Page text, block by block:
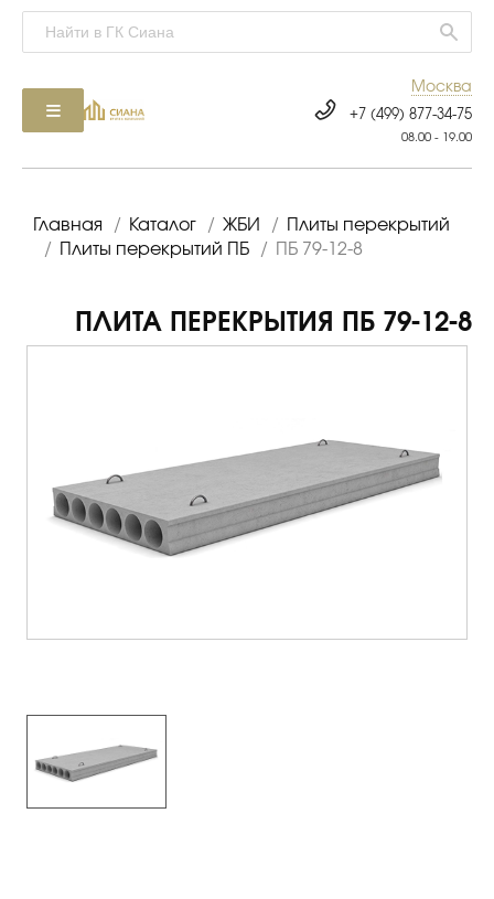
Москва
+7 (499) 877-34-75
08.00 - 19.00
Главная / Каталог / ЖБИ /
Плиты перекрытий
/
Плиты перекрытий ПБ / ПБ 79-12-8
ПЛИТА ПЕРЕКРЫТИЯ ПБ 79-12-8